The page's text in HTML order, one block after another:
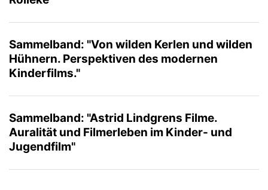
Sammelband: "Von wilden Kerlen und wilden
Hühnern. Perspektiven des modernen
Kinderfilms."
Sammelband: "Astrid Lindgrens Filme.
Auralität und Filmerleben im Kinder- und
Jugendfilm"